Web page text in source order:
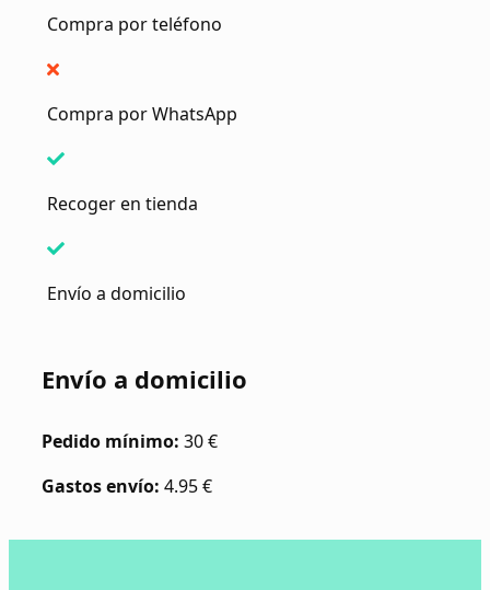
Compra por teléfono
Compra por WhatsApp
Recoger en tienda
Envío a domicilio
Envío a domicilio
Pedido mínimo: 30 €
Gastos envío: 4.95 €